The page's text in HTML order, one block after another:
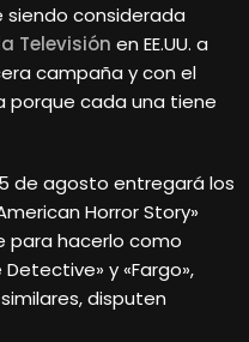
considerada
Televisión en EE.UU. a
campaña y con el
porque cada una tiene
de agosto entregará los
Horror Story»
para hacerlo como
y «Fargo»,
disputen